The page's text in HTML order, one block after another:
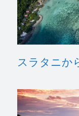
スラタニか